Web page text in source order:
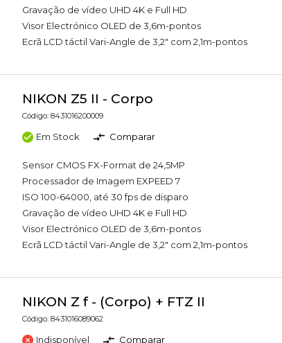
Gravação de vídeo UHD 4K e Full HD
Visor Electrónico OLED de 3,6m-pontos
Ecrã LCD táctil Vari-Angle de 3,2" com 2,1m-pontos
NIKON Z5 II - Corpo
Código: 8431016200009
Em Stock Comparar
Sensor CMOS FX-Format de 24,5MP
Processador de Imagem EXPEED 7
ISO 100-64000, até 30 fps de disparo
Gravação de vídeo UHD 4K e Full HD
Visor Electrónico OLED de 3,6m-pontos
Ecrã LCD táctil Vari-Angle de 3,2" com 2,1m-pontos
NIKON Z f - (Corpo) + FTZ II
Código: 8431016089062
Indisponível Comparar